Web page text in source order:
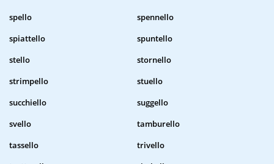
spello
spennello
spiattello
spuntello
stello
stornello
strimpello
stuello
succhiello
suggello
svello
tamburello
tassello
trivello